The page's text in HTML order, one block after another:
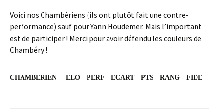
Voici nos Chambériens (ils ont plutôt fait une contre-
performance) sauf pour Yann Houdemer. Mais l’important
est de participer ! Merci pour avoir défendu les couleurs de
Chambéry !
CHAMBERIEN ELO PERF ECART PTS RANG FIDE